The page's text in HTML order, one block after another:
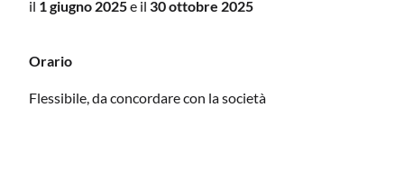
il 1 giugno 2025e il 30 ottobre 2025
Orario
Flessibile, da concordare con la società